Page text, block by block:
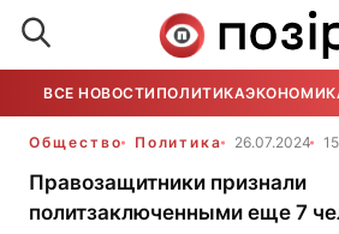
ВСЕ НОВОСТИ ПОЛИТИКА
Общество Политика 26.07.2024
Правозащитники признали
политзаключенными еще 7